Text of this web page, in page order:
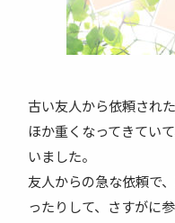
古い友人から依頼され
ほか重くなってきてい
いました。
友人からの急な依頼で
ったりして、さすがに